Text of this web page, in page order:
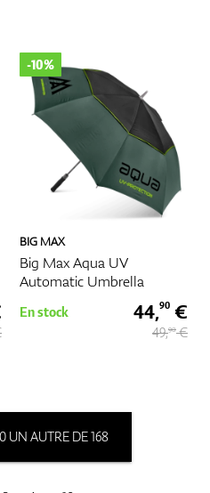
BIG MAX
Big Max Aqua UV
Automatic Umbrella
-10%
En stock 44,90 €
49,90€
UN AUTRE DE 168